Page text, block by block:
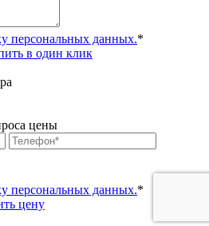
персональных данных.*
в один клик
цены
персональных данных.*
цену